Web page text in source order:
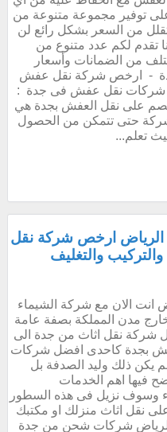
توفير مجموعة متنوعة من
من السعر بشكل رائع لن
تقدم لكم عدد متنوع من
من الضمانات وأسعار
- ارخص شركة نقل عفش
نقل عفش فى جدة :
على نقل العفش بجدة هي
حتى تتمكن من الحصول
تعلم...
ارخص شركة نقل
والتغليف
الان مع شركة الشيماء
مدن المملكة بصفة عامة
نقل اثاث من جدة الى
بجدة كاحدى افضل شركات
يكن ذلك وليد الصدفة بل
فيها اهم الخدمات
وسوف نزيل فى هذه السطور
نقل اثاث منزلك او مكتبك
شركات شحن من جدة